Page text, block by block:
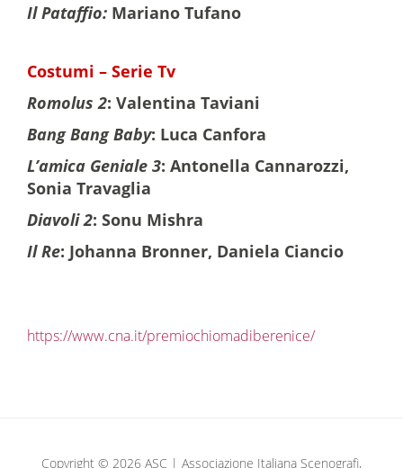
Il Pataffio: Mariano Tufano
Costumi – Serie Tv
Romolus 2: Valentina Taviani
Bang Bang Baby: Luca Canfora
L’amica Geniale 3: Antonella Cannarozzi,
Sonia Travaglia
Diavoli 2: Sonu Mishra
Il Re: Johanna Bronner, Daniela Ciancio
https://www.cna.it/premiochiomadiberenice/
Copyright © 2026 ASC | Associazione Italiana Scenografi,